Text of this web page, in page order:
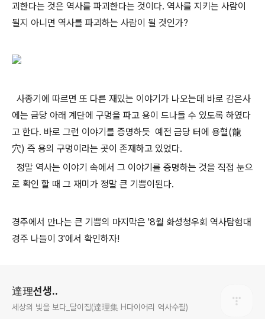
괴한다는 것은 역사를 파괴한다는 것이다. 역사를 지키는 사람이
될지 아니면 역사를 파괴하는 사람이 될 것인가?
사종기에 따르면 또 다른 재밌는 이야기가 나오는데 바로 감은사
에는 금당 아래 계단에 구멍을 파고 용이 드나들 수 있도록 하였다
고 한다. 바로 그런 이야기를 증명하듯 예전 금당 터에 용혈(龍
穴) 즉 용의 구멍이라는 곳이 존재하고 있었다.
정말 역사는 이야기 속에서 그 이야기를 증명하는 것을 직접 눈으
로 확인 할 때 그 재미가 정말 큰 기쁨이된다.
경주에서 만나는 큰 기쁨의 마지막은 '8월 화성청우회 역사탐험대
경주 나들이 3'에서 확인하자!
達理선생..
세상의 빛을 보다_달이집(達理集 H다이어리 역사수필)